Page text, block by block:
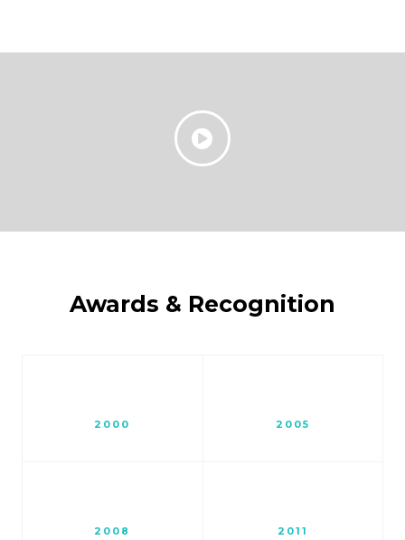
Awards & Recognition
2000 2005
2008 2011